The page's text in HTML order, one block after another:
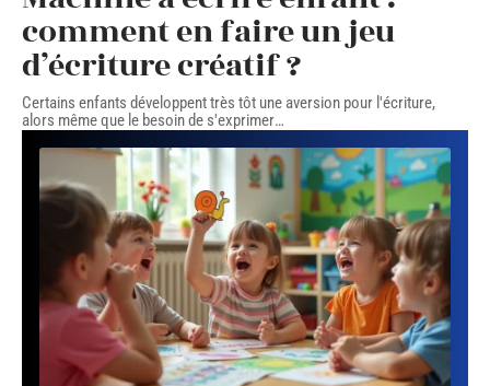
comment en faire un jeu
d’écriture créatif ?
Certains enfants développent très tôt une aversion pour l'écriture,
alors même que le besoin de s'exprimer…